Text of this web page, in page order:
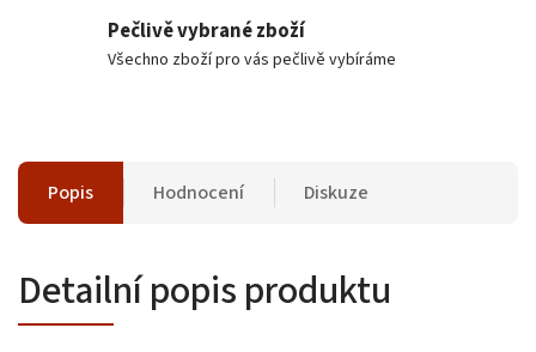
Pečlivě vybrané zboží
Všechno zboží pro vás pečlivě vybíráme
Popis Hodnocení Diskuze
Detailní popis produktu